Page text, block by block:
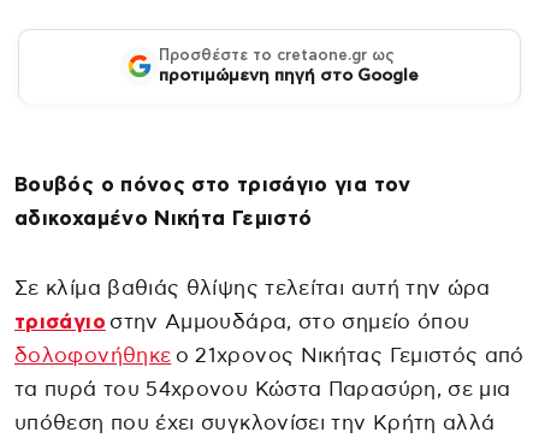
Προσθέστε το cretaone.gr ως
προτιμώμενη πηγή στο Google
Βουβός ο πόνος στο τρισάγιο για τον
αδικοχαμένο Νικήτα Γεμιστό
Σε κλίμα βαθιάς θλίψης τελείται αυτή την ώρα
τρισάγιο στην Αμμουδάρα, στο σημείο όπου
δολοφονήθηκε ο 21χρονος Νικήτας Γεμιστός από
τα πυρά του 54χρονου Κώστα Παρασύρη, σε μια
υπόθεση που έχει συγκλονίσει την Κρήτη αλλά